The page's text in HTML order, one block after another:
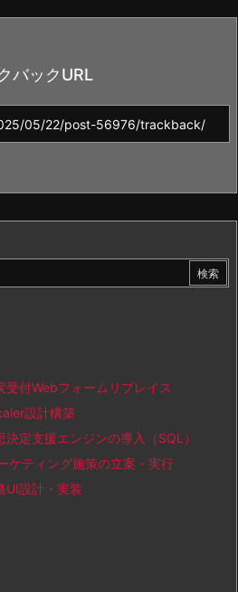
バックURL
受付Webフォームリプレイス
設計構築
決定支援エンジンの導入（SQL）
ケティング施策の立案・実行
UI設計・実装